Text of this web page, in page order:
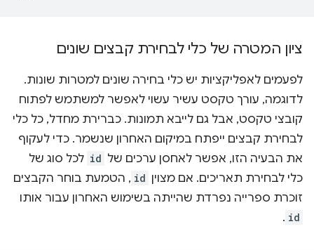
ציון המטרה של כלי לבחירת קבצים שונים
לפעמים לאפליקציות יש כלי בחירה שונים למטרות שונות.
לדוגמה, עורך טקסט עשיר עשוי לאפשר למשתמש לפתוח
קובצי טקסט, אבל גם לייבא תמונות. כברירת מחדל, כל כלי
לבחירת קבצים ייפתח במיקום האחרון שנשמר. כדי לעקוף
את הבעיה הזו, אפשר לאחסן ערכים של id לכל סוג של
כלי לבחירת תאריכים. אם מצוין id , הטמעת בוחר הקבצים
זוכרת ספרייה נפרדת שהייתה בשימוש האחרון עבור אותו
id
.